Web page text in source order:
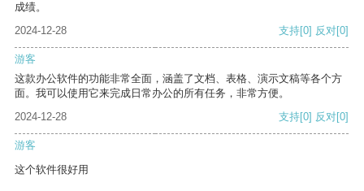
成绩。
2024-12-28
支持[0] 反对[0]
游客
这款办公软件的功能非常全面，涵盖了文档、表格、演示文稿等各个方
面。我可以使用它来完成日常办公的所有任务，非常方便。
2024-12-28
支持[0] 反对[0]
游客
这个软件很好用